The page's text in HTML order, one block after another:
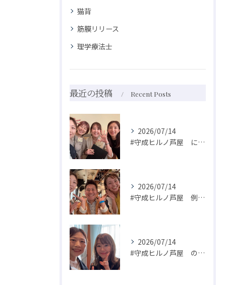
猫背
筋膜リリース
理学療法士
最近の投稿 Recent Posts
2026/07/14
#守成ヒルノ芦屋 に私の大好きな推しがおられます😍
2026/07/14
#守成ヒルノ芦屋 例会に参加しました☺️
2026/07/14
#守成ヒルノ芦屋 の例会に参加してきました☺️